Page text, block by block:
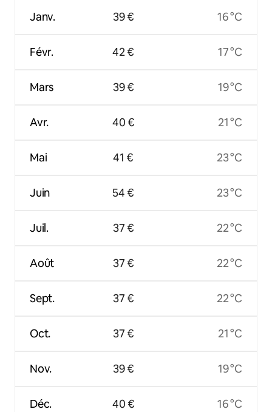
Janv.
Févr.
Mars
Avr.
Mai
Juin
Juil.
Août
Sept.
Oct.
Nov.
Déc.
39 €
42 €
39 €
40 €
41 €
54 €
37 €
37 €
37 €
37 €
39 €
40 €
16 °C
17 °C
19 °C
21 °C
23 °C
23 °C
22 °C
22 °C
22 °C
21 °C
19 °C
16 °C